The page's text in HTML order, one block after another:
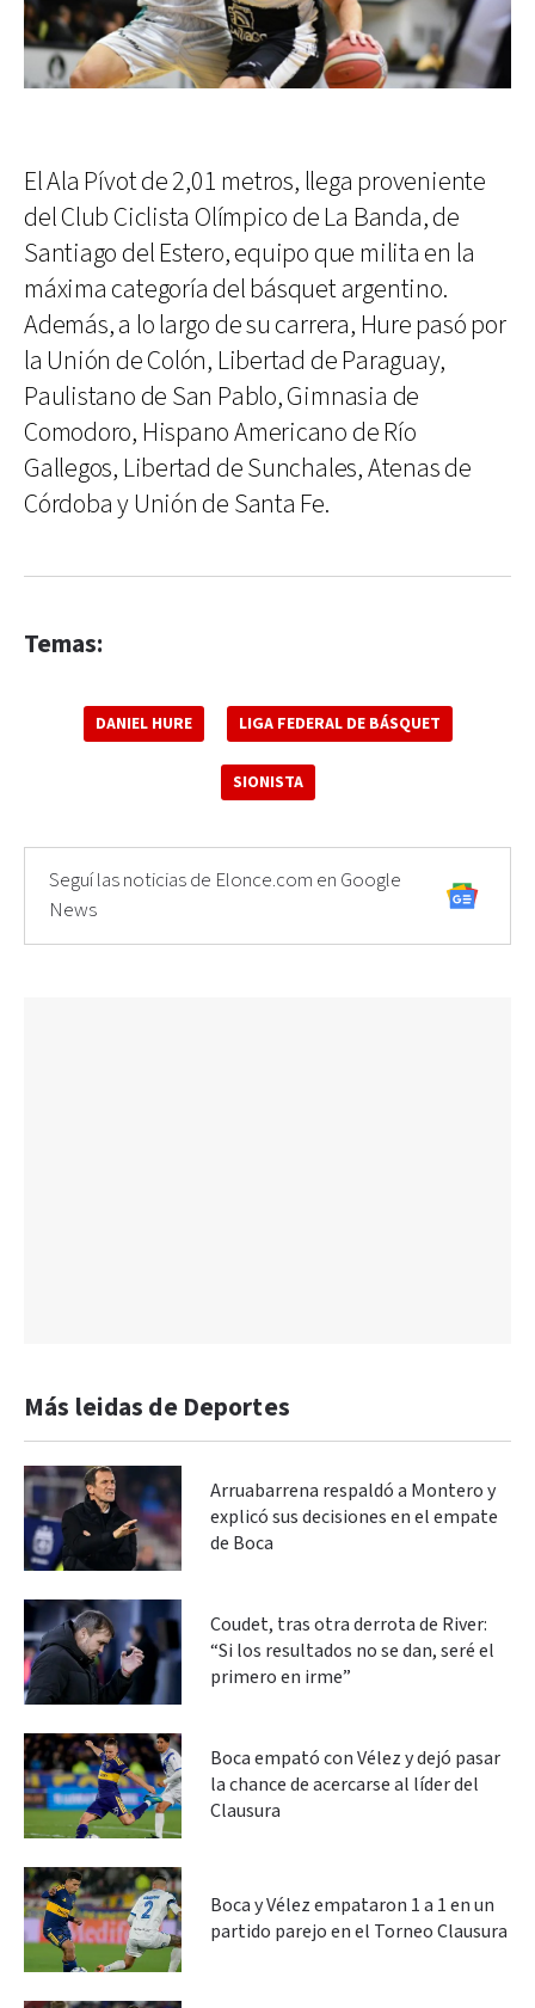
El Ala Pívot de 2,01 metros, llega proveniente
del Club Ciclista Olímpico de La Banda, de
Santiago del Estero, equipo que milita en la
máxima categoría del básquet argentino.
Además, a lo largo de su carrera, Hure pasó por
la Unión de Colón, Libertad de Paraguay,
Paulistano de San Pablo, Gimnasia de
Comodoro, Hispano Americano de Río
Gallegos, Libertad de Sunchales, Atenas de
Córdoba y Unión de Santa Fe.
Temas:
DANIEL HURE LIGA FEDERAL DE BÁSQUET
SIONISTA
Seguí las noticias de Elonce.com en Google
News
Más leidas de Deportes
Arruabarrena respaldó a Montero y
explicó sus decisiones en el empate
de Boca
Coudet, tras otra derrota de River:
“Si los resultados no se dan, seré el
primero en irme”
Boca empató con Vélez y dejó pasar
la chance de acercarse al líder del
Clausura
Boca y Vélez empataron 1 a 1 en un
partido parejo en el Torneo Clausura